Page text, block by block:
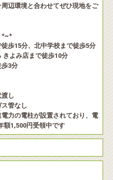
辺環境と合わせてぜひ現地をご
*~*
歩15分、北中学校まで徒歩5分
きよみ店まで徒歩10分
歩3分
し
管なし
力の電柱が設置されており、電
額1,500円受領中です